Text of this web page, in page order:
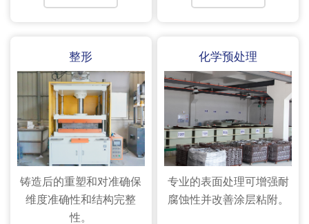
整形
铸造后的重塑和对准确保
维度准确性和结构完整
性。
化学预处理
专业的表面处理可增强耐
腐蚀性并改善涂层粘附。